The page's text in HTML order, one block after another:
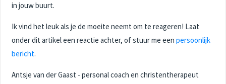
in jouw buurt.
Ik vind het leuk als je de moeite neemt om te reageren! Laat
onder dit artikel een reactie achter, of stuur me eenpersoonlijk
bericht.
Antsje van der Gaast - personal coach en christentherapeut